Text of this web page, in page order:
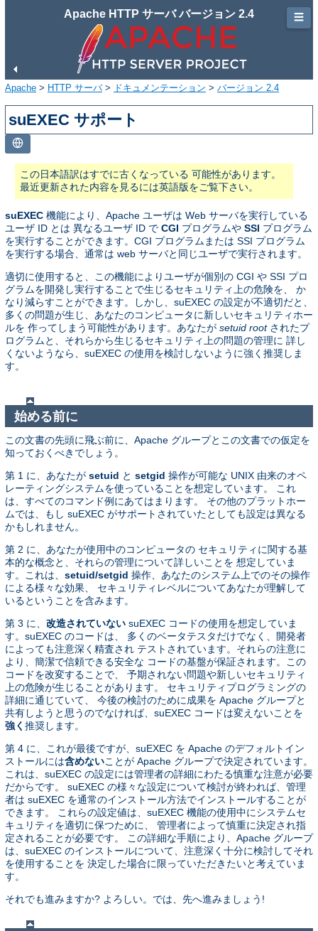
Apache HTTP サーバ バージョン 2.4
Apache > HTTP サーバ> ドキュメンテーション > バージョン 2.4
suEXEC サポート
この日本語訳はすでに古くなっている 可能性があります。
最近更新された内容を見るには英語版をご覧下さい。
suEXEC 機能により、Apache ユーザは Web サーバを実行している
ユーザ ID とは 異なるユーザ ID で CGI プログラムや SSI プログラム
を実行することができます。CGI プログラムまたは SSI プログラム
を実行する場合、通常は web サーバと同じユーザで実行されます。
適切に使用すると、この機能によりユーザが個別の CGI や SSI プロ
グラムを開発し実行することで生じるセキュリティ上の危険を、 か
なり減らすことができます。しかし、suEXEC の設定が不適切だと、
多くの問題が生じ、あなたのコンピュータに新しいセキュリティホー
ルを 作ってしまう可能性があります。あなたが setuid rootされたプ
ログラムと、それらから生じるセキュリティ上の問題の管理に 詳し
くないようなら、suEXEC の使用を検討しないように強く推奨しま
す。
始める前に
この文書の先頭に飛ぶ前に、Apache グループとこの文書での仮定を
知っておくべきでしょう。
第 1 に、あなたが setuid と setgid 操作が可能な UNIX 由来のオペ
レーティングシステムを使っていることを想定しています。 これ
は、すべてのコマンド例にあてはまります。 その他のプラットホー
ムでは、もし suEXEC がサポートされていたとしても設定は異なる
かもしれません。
第 2 に、あなたが使用中のコンピュータの セキュリティに関する基
本的な概念と、それらの管理について詳しいことを 想定していま
す。これは、 setuid/setgid 操作、あなたのシステム上でのその操作
による様々な効果、 セキュリティレベルについてあなたが理解して
いるということを含みます。
第 3 に、 改造されていない suEXEC コードの使用を想定していま
す。suEXEC のコードは、 多くのベータテスタだけでなく、開発者
によっても注意深く精査され テストされています。それらの注意に
より、簡潔で信頼できる安全な コードの基盤が保証されます。この
コードを改変することで、 予期されない問題や新しいセキュリティ
上の危険が生じることがあります。 セキュリティプログラミングの
詳細に通じていて、 今後の検討のために成果を Apache グループと
共有しようと思うのでなければ、suEXEC コードは変えないことを
強く 推奨します。
第 4 に、これが最後ですが、suEXEC を Apache のデフォルトイン
ストールには含めないことが Apache グループで決定されています。
これは、suEXEC の設定には管理者の詳細にわたる慎重な注意が必要
だからです。 suEXEC の様々な設定について検討が終われば、管理
者は suEXEC を通常のインストール方法でインストールすることが
できます。 これらの設定値は、suEXEC 機能の使用中にシステムセ
キュリティを適切に保つために、 管理者によって慎重に決定され指
定されることが必要です。 この詳細な手順により、Apache グループ
は、suEXEC のインストールについて、注意深く十分に検討してそれ
を使用することを 決定した場合に限っていただきたいと考えていま
す。
それでも進みますか? よろしい。では、先へ進みましょう!
☰